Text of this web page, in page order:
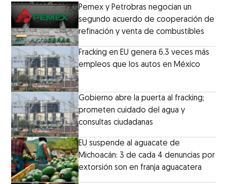
Pemex y Petrobras negocian un
segundo acuerdo de cooperación de
refinación y venta de combustibles
Fracking en EU genera 6.3 veces más
empleos que los autos en México
Gobierno abre la puerta al fracking;
prometen cuidado del agua y
consultas ciudadanas
EU suspende al aguacate de
Michoacán: 3 de cada 4 denuncias por
extorsión son en franja aguacatera